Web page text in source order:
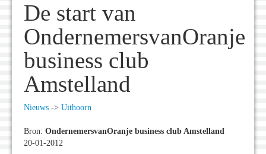
De start van
OndernemersvanOranje
business club
Amstelland
Nieuws -> Uithoorn
Bron: OndernemersvanOranje business club Amstelland
20-01-2012